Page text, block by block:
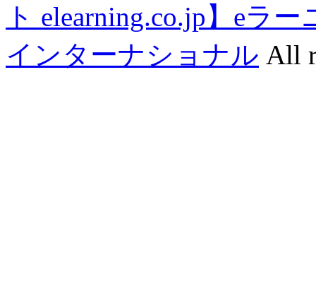
ト elearning.co.jp】eラ
インターナショナル All